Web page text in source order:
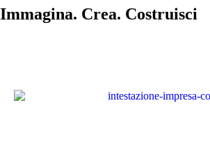
Immagina. Crea. Costruisci